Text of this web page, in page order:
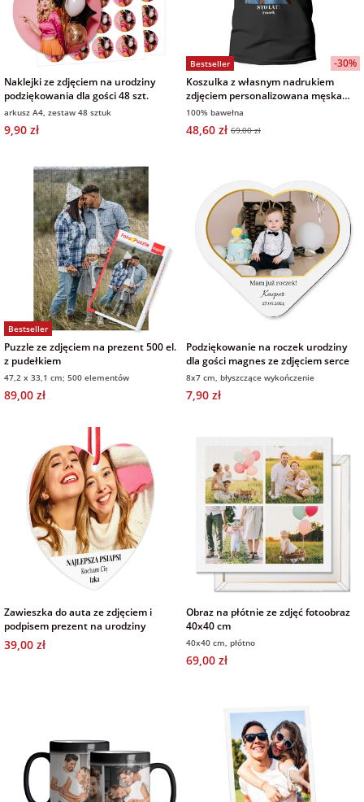
Naklejki ze zdjęciem na urodziny
podziękowania dla gości 48 szt.
arkusz A4, zestaw 48 sztuk
9,90 zł
Bestseller
-30%
Koszulka z własnym nadrukiem
zdjęciem personalizowana męska
czarna
100% bawełna
48,60 zł 69,00 zł
Bestseller
Puzzle ze zdjęciem na prezent 500 el.
z pudełkiem
47,2 x 33,1 cm; 500 elementów
89,00 zł
Podziękowanie na roczek urodziny
dla gości magnes ze zdjęciem serce
8x7 cm, błyszczące wykończenie
7,90 zł
Zawieszka do auta ze zdjęciem i
podpisem prezent na urodziny
39,00 zł
Obraz na płótnie ze zdjęć fotoobraz
40x40 cm
40x40 cm, płótno
69,00 zł